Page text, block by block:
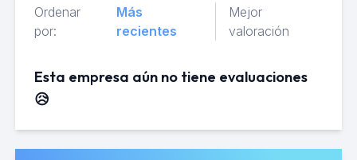
Ordenar
por:
Más
recientes
Mejor
valoración
Esta empresa aún no tiene evaluaciones
😥